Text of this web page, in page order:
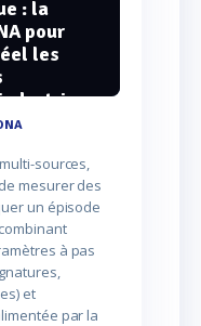
: la
pour
les
sources,
mesurer des
un épisode
à pas
et
par la